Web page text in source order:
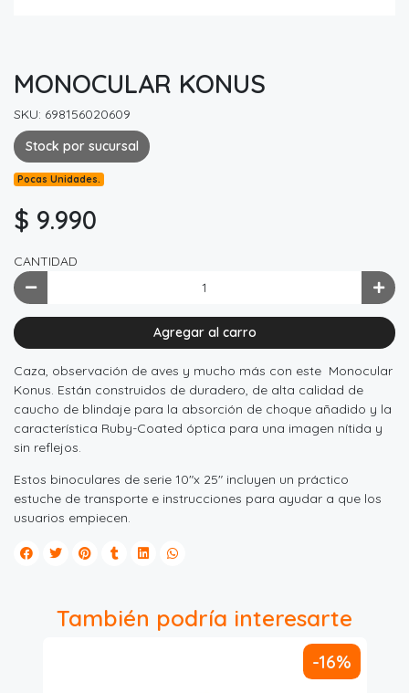
MONOCULAR KONUS
SKU: 698156020609
Stock por sucursal
Pocas Unidades.
$ 9.990
CANTIDAD
Agregar al carro
Caza, observación de aves y mucho más con este Monocular
Konus. Están construidos de duradero, de alta calidad de
caucho de blindaje para la absorción de choque añadido y la
característica Ruby-Coated óptica para una imagen nítida y
sin reflejos.
Estos binoculares de serie 10"x 25" incluyen un práctico
estuche de transporte e instrucciones para ayudar a que los
usuarios empiecen.
También podría interesarte
-16%